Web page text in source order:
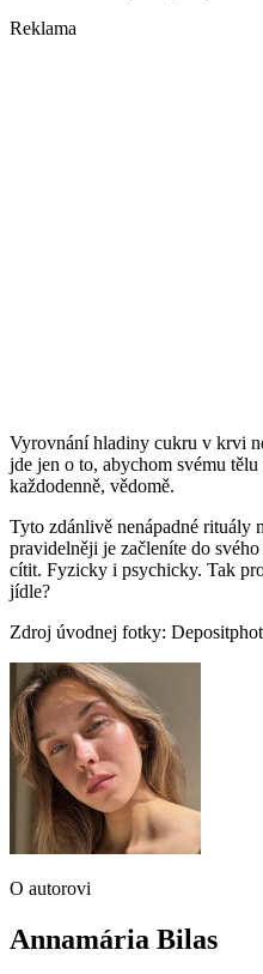
Reklama
Vyrovnání hladiny cukru v krvi
jde jen o to, abychom svému
každodenně, vědomě.
Tyto zdánlivě nenápadné rituály
pravidelněji je začleníte do
cítit. Fyzicky i psychicky. Tak
jídle?
Zdroj úvodnej fotky:
O autorovi
Annamária Bilas